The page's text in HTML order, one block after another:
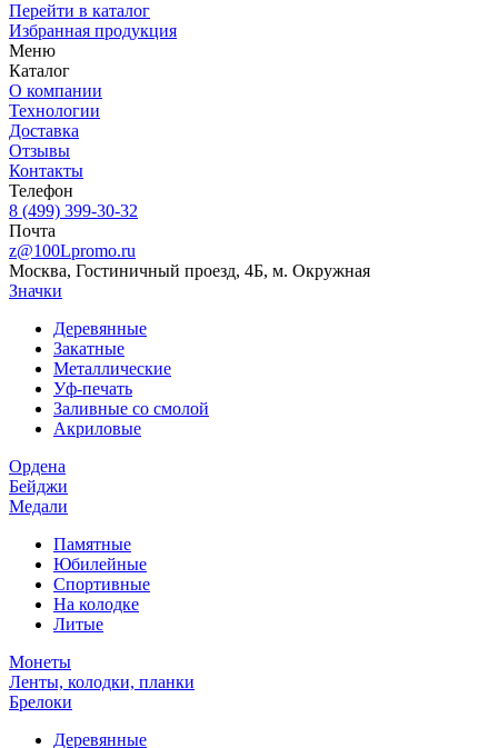
Перейти в каталог
Избранная продукция
Меню
Каталог
О компании
Технологии
Доставка
Отзывы
Контакты
Телефон
8 (499) 399-30-32
Почта
z@100Lpromo.ru
Москва, Гостиничный проезд, 4Б, м. Окружная
Значки
Деревянные
Закатные
Металлические
Уф-печать
Заливные со смолой
Акриловые
Ордена
Бейджи
Медали
Памятные
Юбилейные
Спортивные
На колодке
Литые
Монеты
Ленты, колодки, планки
Брелоки
Деревянные